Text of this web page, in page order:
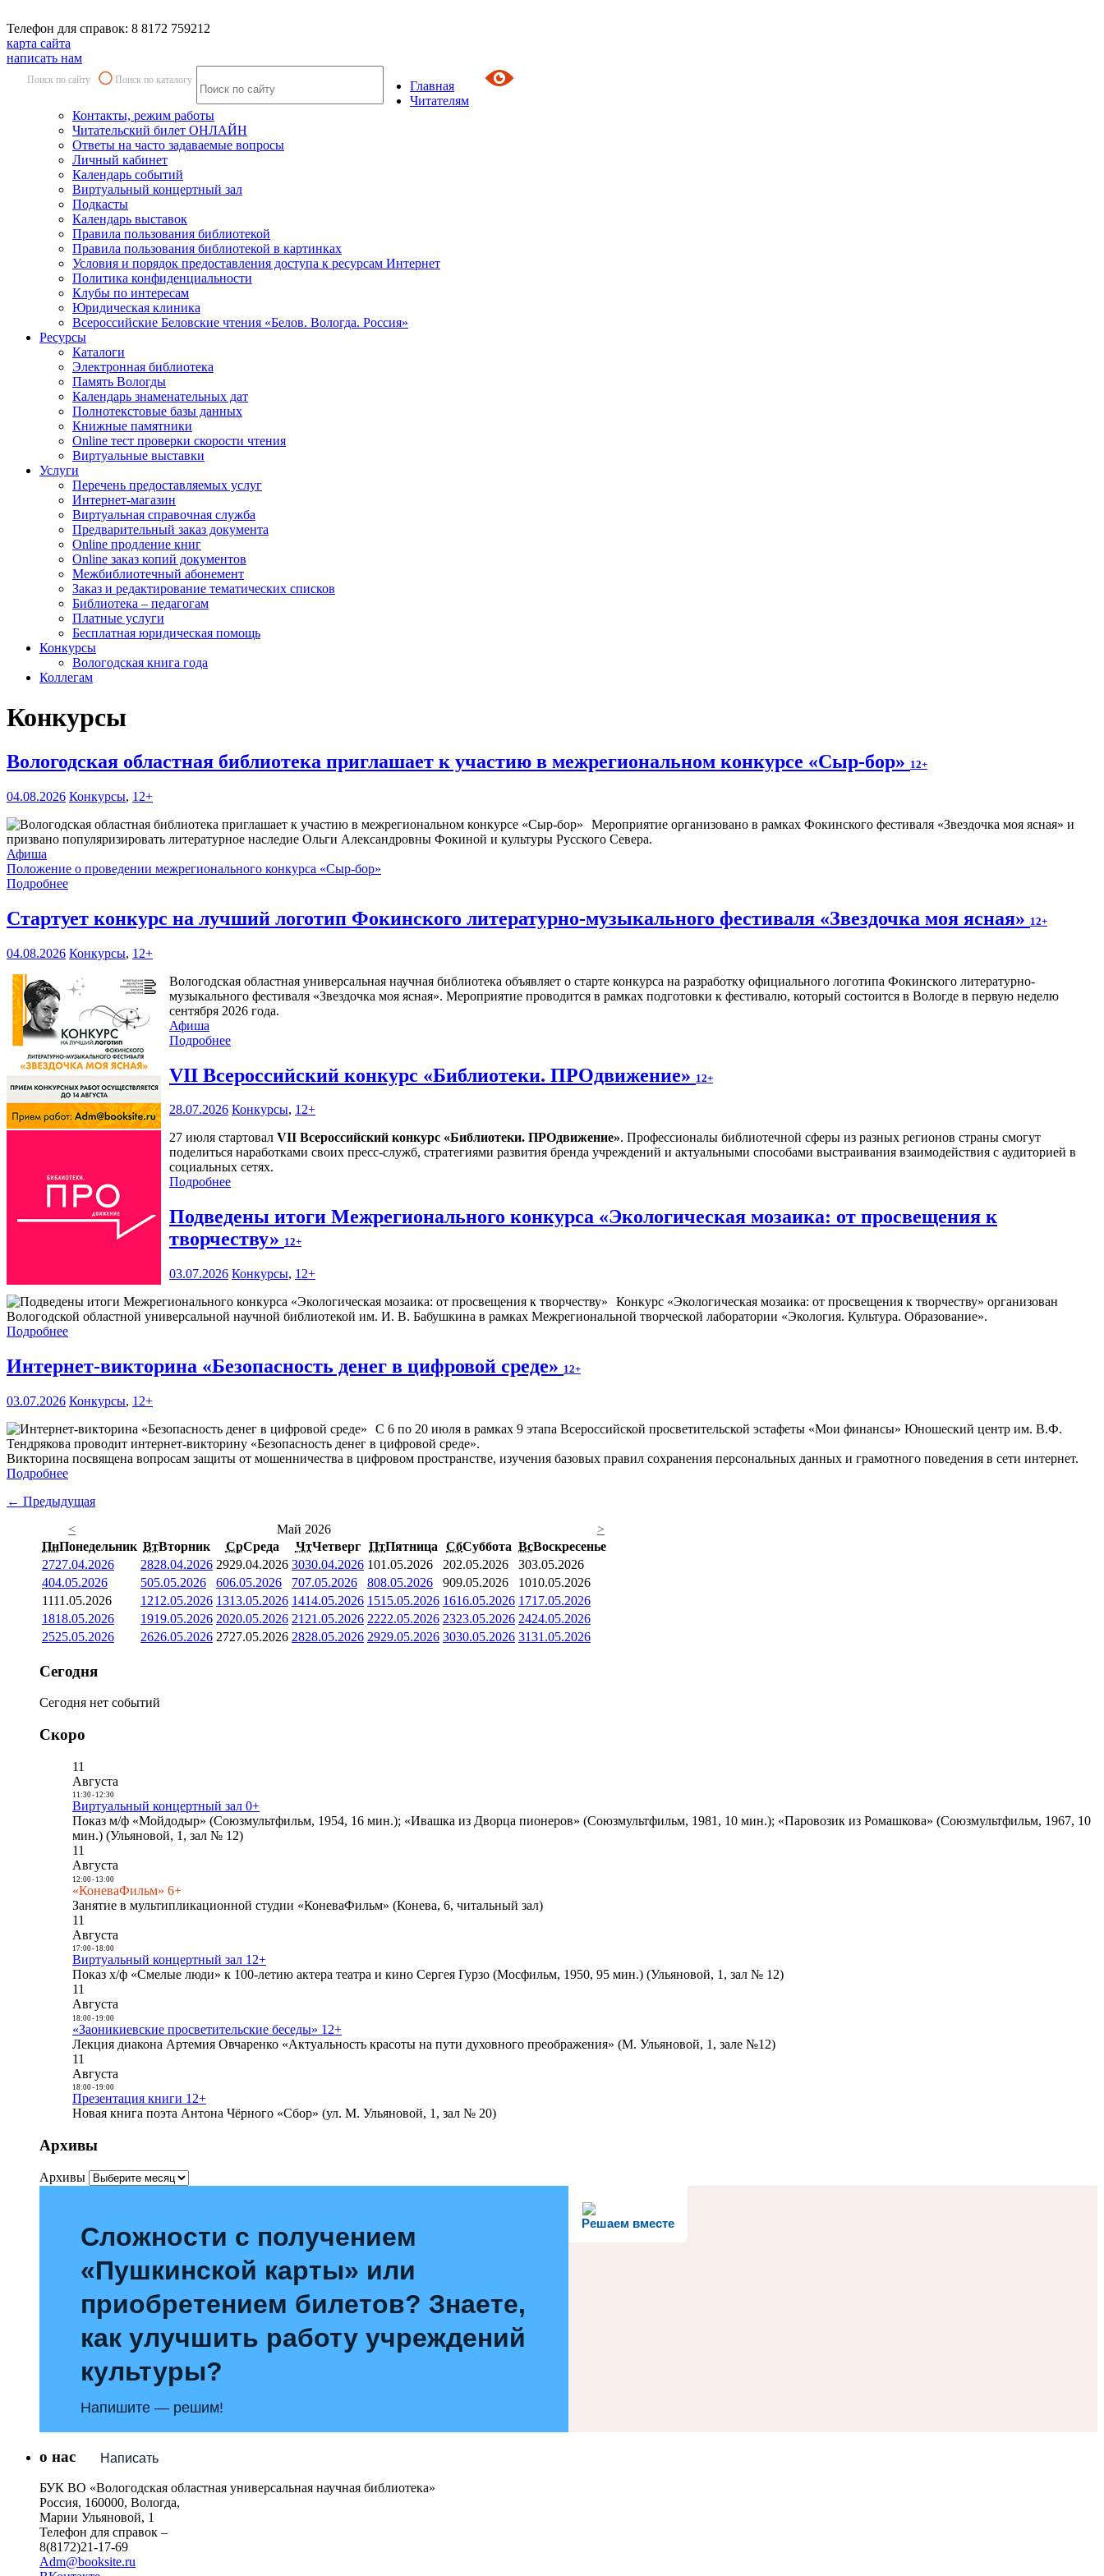
Телефон для справок: 8 8172 759212
карта сайта
написать нам
Поиск по сайту Поиск по каталогу
Главная
Читателям
Контакты, режим работы
Читательский билет ОНЛАЙН
Ответы на часто задаваемые вопросы
Личный кабинет
Календарь событий
Виртуальный концертный зал
Подкасты
Календарь выставок
Правила пользования библиотекой
Правила пользования библиотекой в картинках
Условия и порядок предоставления доступа к ресурсам Интернет
Политика конфиденциальности
Клубы по интересам
Юридическая клиника
Всероссийские Беловские чтения «Белов. Вологда. Россия»
Ресурсы
Каталоги
Электронная библиотека
Память Вологды
Календарь знаменательных дат
Полнотекстовые базы данных
Книжные памятники
Online тест проверки скорости чтения
Виртуальные выставки
Услуги
Перечень предоставляемых услуг
Интернет-магазин
Виртуальная справочная служба
Предварительный заказ документа
Online продление книг
Online заказ копий документов
Межбиблиотечный абонемент
Заказ и редактирование тематических списков
Библиотека – педагогам
Платные услуги
Бесплатная юридическая помощь
Конкурсы
Вологодская книга года
Коллегам
Конкурсы
Вологодская областная библиотека приглашает к участию в межрегиональном конкурсе «Сыр-бор» 12+
04.08.2026 Конкурсы, 12+
Мероприятие организовано в рамках Фокинского фестиваля «Звездочка моя ясная» и
призвано популяризировать литературное наследие Ольги Александровны Фокиной и культуры Русского Севера.
Афиша
Положение о проведении межрегионального конкурса «Сыр-бор»
Подробнее
Стартует конкурс на лучший логотип Фокинского литературно-музыкального фестиваля «Звездочка моя ясная» 12+
04.08.2026 Конкурсы, 12+
Вологодская областная универсальная научная библиотека объявляет о старте конкурса на разработку официального логотипа Фокинского литературно-
музыкального фестиваля «Звездочка моя ясная». Мероприятие проводится в рамках подготовки к фестивалю, который состоится в Вологде в первую неделю
сентября 2026 года.
Афиша
Подробнее
VII Всероссийский конкурс «Библиотеки. ПРОдвижение» 12+
28.07.2026 Конкурсы, 12+
27 июля стартовал VII Всероссийский конкурс «Библиотеки. ПРОдвижение». Профессионалы библиотечной сферы из разных регионов страны смогут
поделиться наработками своих пресс-служб, стратегиями развития бренда учреждений и актуальными способами выстраивания взаимодействия с аудиторией в
социальных сетях.
Подробнее
Подведены итоги Межрегионального конкурса «Экологическая мозаика: от просвещения к
творчеству» 12+
03.07.2026 Конкурсы, 12+
Конкурс «Экологическая мозаика: от просвещения к творчеству» организован
Вологодской областной универсальной научной библиотекой им. И. В. Бабушкина в рамках Межрегиональной творческой лаборатории «Экология. Культура. Образование».
Подробнее
Интернет-викторина «Безопасность денег в цифровой среде» 12+
03.07.2026 Конкурсы, 12+
С 6 по 20 июля в рамках 9 этапа Всероссийской просветительской эстафеты «Мои финансы» Юношеский центр им. В.Ф.
Тендрякова проводит интернет-викторину «Безопасность денег в цифровой среде».
Викторина посвящена вопросам защиты от мошенничества в цифровом пространстве, изучения базовых правил сохранения персональных данных и грамотного поведения в сети интернет.
Подробнее
← Предыдущая
<
Май 2026
>
ПнПонедельник ВтВторник СрСреда ЧтЧетверг ПтПятница СбСуббота ВсВоскресенье
2727.04.2026 2828.04.2026 2929.04.2026 3030.04.2026 101.05.2026 202.05.2026 303.05.2026
404.05.2026 505.05.2026 606.05.2026 707.05.2026 808.05.2026 909.05.2026 1010.05.2026
1111.05.2026 1212.05.2026 1313.05.2026 1414.05.2026 1515.05.2026 1616.05.2026 1717.05.2026
1818.05.2026 1919.05.2026 2020.05.2026 21 21.05.2026 2222.05.2026 2323.05.2026 2424.05.2026
2525.05.2026 2626.05.2026 2727.05.2026 2828.05.2026 2929.05.2026 3030.05.2026 3131.05.2026
Сегодня
Сегодня нет событий
Скоро
11
Августа
11:30- 12:30
Виртуальный концертный зал 0+
Показ м/ф «Мойдодыр» (Союзмультфильм, 1954, 16 мин.); «Ивашка из Дворца пионеров» (Союзмультфильм, 1981, 10 мин.); «Паровозик из Ромашкова» (Союзмультфильм, 1967, 10
мин.) (Ульяновой, 1, зал № 12)
11
Августа
12:00- 13:00
«КоневаФильм» 6+
Занятие в мультипликационной студии «КоневаФильм» (Конева, 6, читальный зал)
11
Августа
17:00- 18:00
Виртуальный концертный зал 12+
Показ х/ф «Смелые люди» к 100-летию актера театра и кино Сергея Гурзо (Мосфильм, 1950, 95 мин.) (Ульяновой, 1, зал № 12)
11
Августа
18:00- 19:00
«Заоникиевские просветительские беседы» 12+
Лекция диакона Артемия Овчаренко «Актуальность красоты на пути духовного преображения» (М. Ульяновой, 1, зале №12)
11
Августа
18:00- 19:00
Презентация книги 12+
Новая книга поэта Антона Чёрного «Сбор» (ул. М. Ульяновой, 1, зал № 20)
Архивы
Архивы
Решаем вместе
Сложности с получением
«Пушкинской карты» или
приобретением билетов? Знаете,
как улучшить работу учреждений
культуры?
Напишите — решим!
Написать
о нас
БУК ВО «Вологодская областная универсальная научная библиотека»
Россия, 160000, Вологда,
Марии Ульяновой, 1
Телефон для справок –
8(8172)21-17-69
Adm@booksite.ru